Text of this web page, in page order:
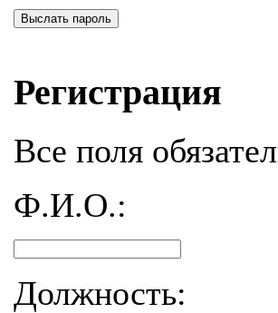
Выслать пароль
Регистрация
Все поля
Ф.И.О.:
Должность: